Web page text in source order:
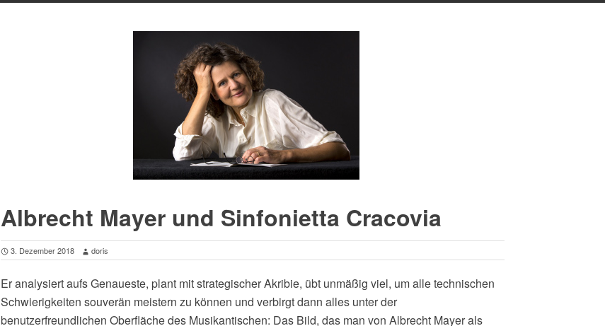
Albrecht Mayer und Sinfonietta Cracovia
3. Dezember 2018 doris
Er analysiert aufs Genaueste, plant mit strategischer Akribie, übt unmäßig viel, um alle technischen
Schwierigkeiten souverän meistern zu können und verbirgt dann alles unter der
benutzerfreundlichen Oberfläche des Musikantischen: Das Bild, das man von Albrecht Mayer als